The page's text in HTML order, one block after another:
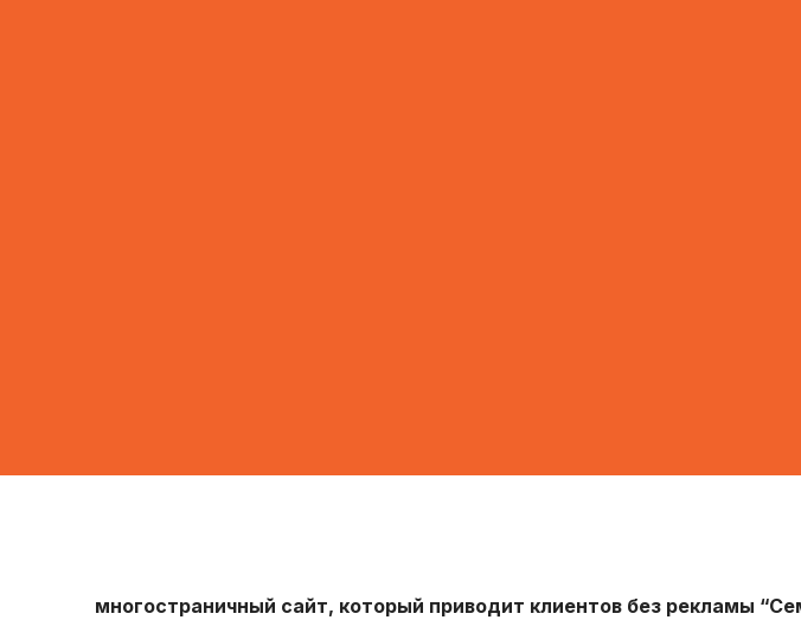
многостраничный сайт, который приводит клиентов без рекламы “